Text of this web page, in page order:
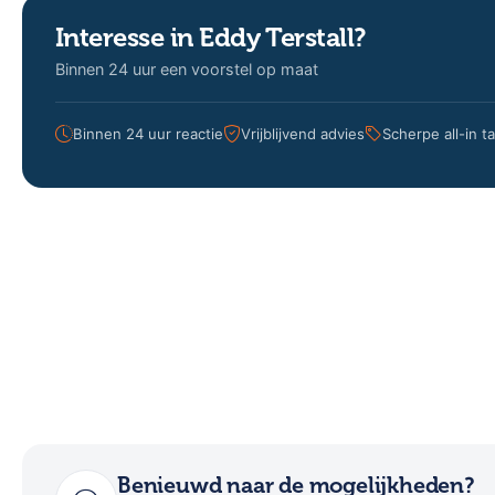
Interesse in Eddy Terstall?
Binnen 24 uur een voorstel op maat
Binnen 24 uur reactie Vrijblijvend advies Scherpe all-in
Benieuwd naar de mogelijkheden?